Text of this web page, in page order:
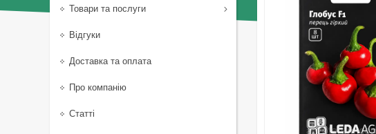
Товари та послуги
Відгуки
Доставка та оплата
Про компанію
Статті